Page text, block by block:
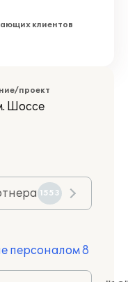
клиентов
проект
Шоссе
1553
персоналом 8